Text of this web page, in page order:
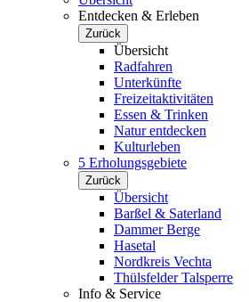
Entdecken & Erleben
Zurück
Übersicht
Radfahren
Unterkünfte
Freizeitaktivitäten
Essen & Trinken
Natur entdecken
Kulturleben
5 Erholungsgebiete
Zurück
Übersicht
Barßel & Saterland
Dammer Berge
Hasetal
Nordkreis Vechta
Thülsfelder Talsperre
Info & Service